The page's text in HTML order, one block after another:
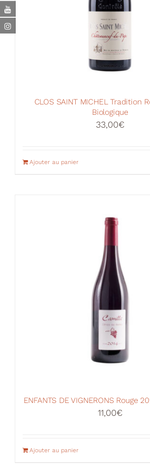
CLOS SAINT MICHEL Tradition
Biologique
33,00€
Ajouter au panier
ENFANTS DE VIGNERONS Rouge
11,00€
Ajouter au panier